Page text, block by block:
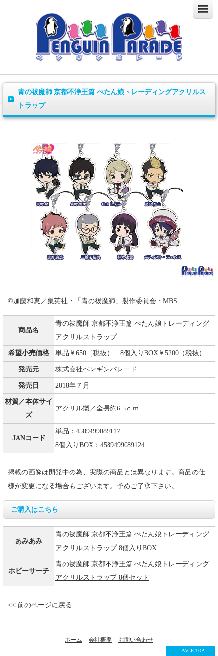
青の祓魔師 京都不浄王篇 ぺたん娘トレーディングアクリルス
トラップ
©加藤和恵／集英社・「青の祓魔師」製作委員会・MBS
商品名
青の祓魔師 京都不浄王篇 ぺたん娘トレーディング
アクリルストラップ
希望小売価格 単品￥650（税抜） 8個入りBOX￥5200（税抜）
発売元 株式会社ペンギンパレード
発売日 2018年７月
材質／本体サイ
ズ
アクリル製／全長約6.5ｃｍ
JANコード
単品：4589499089117
8個入りBOX：4589499089124
掲載の画像は開発中の為、実際の商品とは異なります。商品の仕
様が変更になる場合もございます。予めご了承下さい。
ご購入はこちら
あみあみ
青の祓魔師 京都不浄王篇 ぺたん娘トレーディング
アクリルストラップ 8個入りBOX
ホビーサーチ
青の祓魔師 京都不浄王篇 ぺたん娘トレーディング
アクリルストラップ 8個セット
<< 前のページに戻る
ホーム 会社概要 お問い合わせ
↑ PAGE TOP